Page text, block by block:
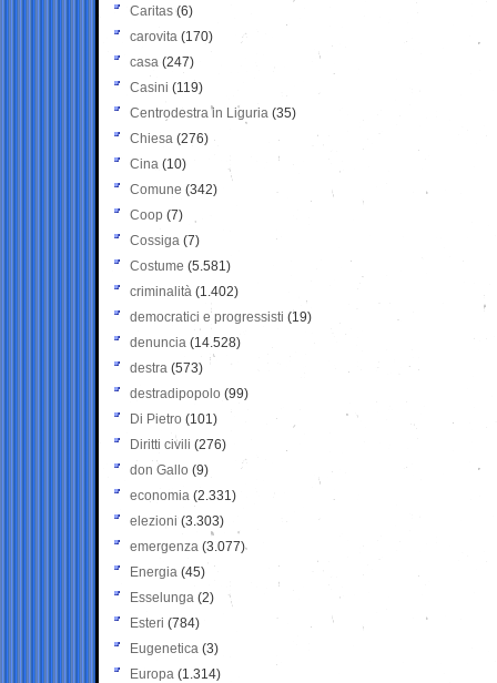
Caritas (6)
carovita (170)
casa (247)
Casini (119)
Centrodestra in Liguria (35)
Chiesa (276)
Cina (10)
Comune (342)
Coop (7)
Cossiga (7)
Costume (5.581)
criminalità (1.402)
democratici e progressisti (19)
denuncia (14.528)
destra (573)
destradipopolo (99)
Di Pietro (101)
Diritti civili (276)
don Gallo (9)
economia (2.331)
elezioni (3.303)
emergenza (3.077)
Energia (45)
Esselunga (2)
Esteri (784)
Eugenetica (3)
Europa (1.314)